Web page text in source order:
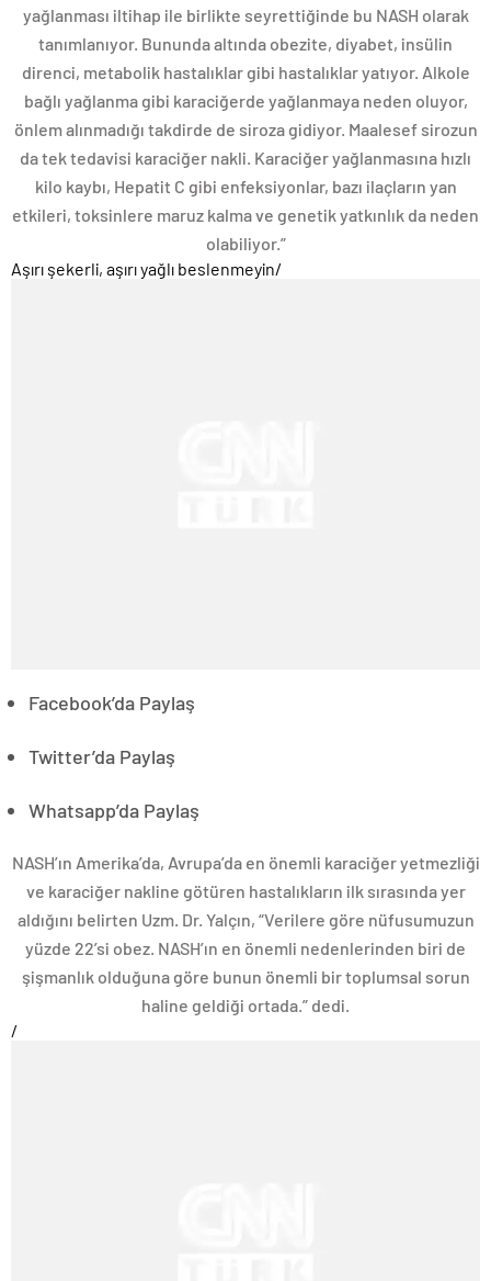
yağlanması iltihap ile birlikte seyrettiğinde bu NASH olarak
tanımlanıyor. Bununda altında obezite, diyabet, insülin
direnci, metabolik hastalıklar gibi hastalıklar yatıyor. Alkole
bağlı yağlanma gibi karaciğerde yağlanmaya neden oluyor,
önlem alınmadığı takdirde de siroza gidiyor. Maalesef sirozun
da tek tedavisi karaciğer nakli. Karaciğer yağlanmasına hızlı
kilo kaybı, Hepatit C gibi enfeksiyonlar, bazı ilaçların yan
etkileri, toksinlere maruz kalma ve genetik yatkınlık da neden
olabiliyor.”
Aşırı şekerli, aşırı yağlı beslenmeyin/
Facebook’da Paylaş
Twitter’da Paylaş
Whatsapp’da Paylaş
NASH’ın Amerika’da, Avrupa’da en önemli karaciğer yetmezliği
ve karaciğer nakline götüren hastalıkların ilk sırasında yer
aldığını belirten Uzm. Dr. Yalçın, “Verilere göre nüfusumuzun
yüzde 22’si obez. NASH’ın en önemli nedenlerinden biri de
şişmanlık olduğuna göre bunun önemli bir toplumsal sorun
haline geldiği ortada.” dedi.
/